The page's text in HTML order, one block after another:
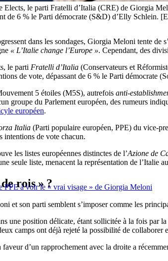
Elects, le parti Fratelli d’Italia (CRE) de Giorgia
de 6 % le Parti démocrate (S&D) d’Elly Schlein.
dans les sondages, Giorgia Meloni tente
« L’Italie change l’Europe ». Cependant, des
le parti Fratelli d’Italia (Conservateurs et
de vote, dépassant de 6 % le Parti démocrate
5 étoiles (M5S), autrefois anti-
groupe du Parlement européen, des rumeurs
européen.
Italia (Parti populaire européen, PPE) du vice-
intentions de vote chacun.
les listes européennes distinctes de l’Azione de
seule liste, menacent la représentation de l’Italie
PPE à voir le « vrai visage » de Giorgia Meloni
rois » ?
et son parti semblent s’imposer comme les
une position délicate, étant sollicitée à la fois
camps ont déjà rejeté la possibilité de collaborer
d’un rapprochement avec la droite a